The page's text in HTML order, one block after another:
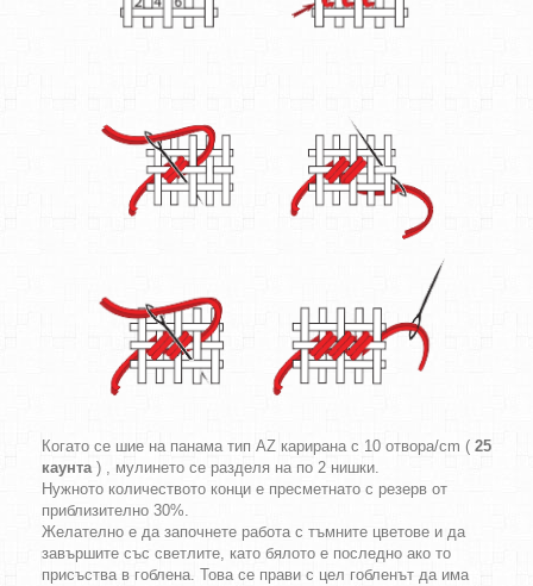
Когато се шие на панама тип AZ карирана с 10 отвора/cm ( 25
каунта) , мулинето се разделя на по 2 нишки.
Нужното количеството конци е пресметнато с резерв от
приблизително 30%.
Желателно е да започнете работа с тъмните цветове и да
завършите със светлите, като бялото е последно ако то
присъства в гоблена. Това се прави с цел гобленът да има